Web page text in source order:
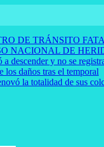
DE TRÁNSITO
NACIONAL DE
descender y no se
los daños tras el temporal
la totalidad de sus